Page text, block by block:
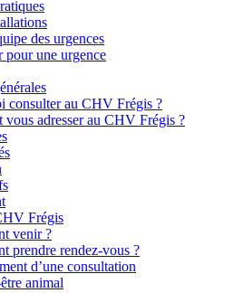
des urgences
pour une urgence
consulter au CHV Frégis ?
vous adresser au CHV Frégis ?
Frégis
venir ?
prendre rendez-vous ?
d’une consultation
animal